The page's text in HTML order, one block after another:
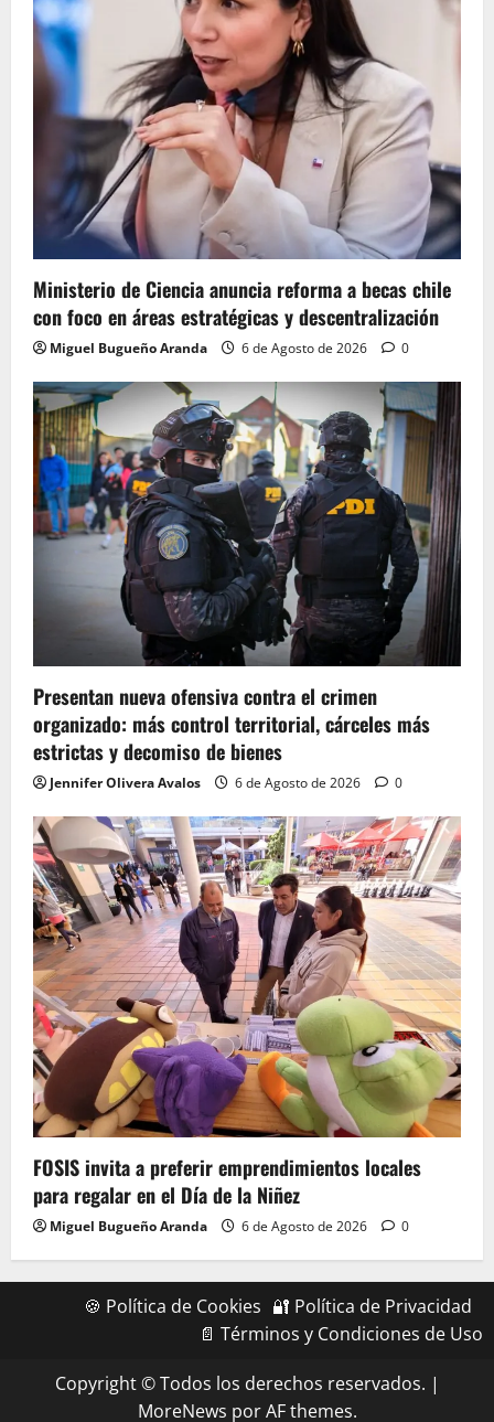
Ministerio de Ciencia anuncia reforma a becas chile
con foco en áreas estratégicas y descentralización
Miguel Bugueño Aranda 6 de Agosto de 2026 0
Presentan nueva ofensiva contra el crimen
organizado: más control territorial, cárceles más
estrictas y decomiso de bienes
Jennifer Olivera Avalos 6 de Agosto de 2026 0
FOSIS invita a preferir emprendimientos locales
para regalar en el Día de la Niñez
Miguel Bugueño Aranda 6 de Agosto de 2026 0
🍪 Política de Cookies 🔐 Política de Privacidad
📄 Términos y Condiciones de Uso
Copyright © Todos los derechos reservados. |
MoreNews por AF themes.